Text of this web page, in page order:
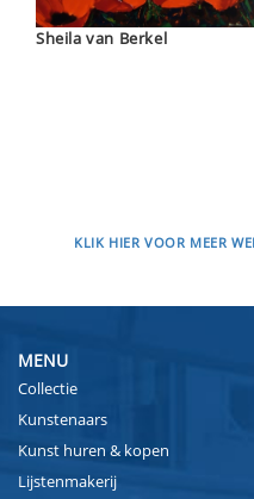
Sheila van Berkel
KLIK HIER VOOR MEER
MENU
Collectie
Kunstenaars
Kunst huren & kopen
Lijstenmakerij